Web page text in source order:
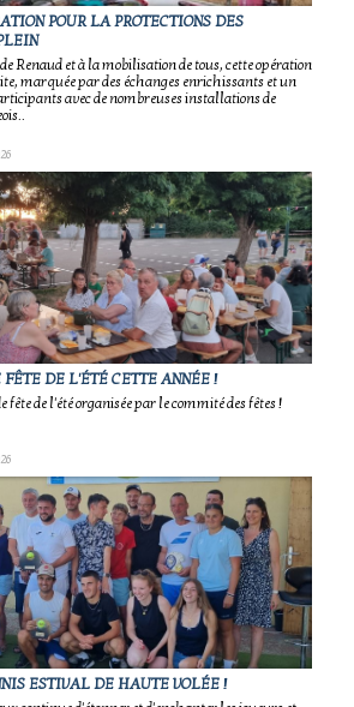
POUR LA PROTECTIONS DES
Renaud et à la mobilisation de tous, cette opération
marquée par des échanges enrichissants et un
avec de nombreuses installations de
DE L'ÉTÉ CETTE ANNÉE !
de l'été organisée par le commité des fêtes !
ESTIVAL DE HAUTE VOLÉE !